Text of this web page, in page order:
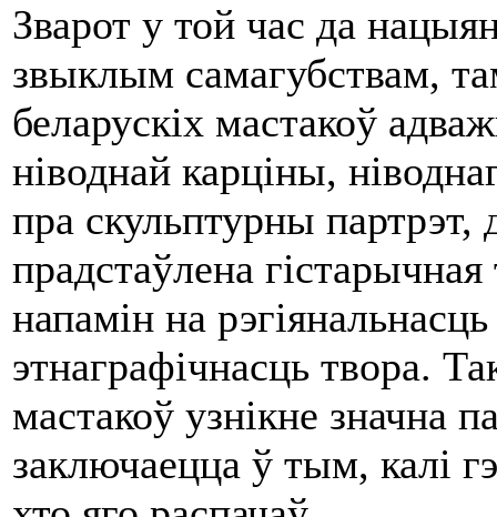
Зварот у той час да
звыклым самагубствам,
беларускіх мастакоў
ніводнай карціны,
пра скульптурны партрэт,
прадстаўлена
напамін на
этнаграфічнасць твора.
мастакоў узнікне значна
заключаецца ў тым, калі